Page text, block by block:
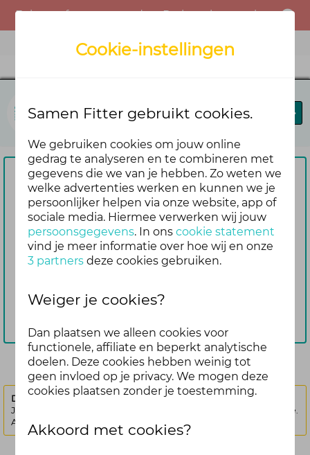
Samen Fitter
Om te reageren vragen we je
eerst om in te loggen
Nog geen account? Maak er dan
gemakkelijk en snel één aan. Dan blijf je
ook automatisch op de hoogte van de
Inloggen
Deze discussie is vergrendeld.
Je kunt geen nieuwe antwoorden meer posten bij deze discussie.
Als je een vraag hebt, kun je een nieuwe discussie starten
Cookie-instellingen
Samen Fitter gebruikt cookies.
We gebruiken cookies om jouw online
gedrag te analyseren en te combineren met
gegevens die we van je hebben. Zo weten we
welke advertenties werken en kunnen we je
persoonlijker helpen via onze website, app of
sociale media. Hiermee verwerken wij jouw
persoonsgegevens. In onscookie statement
vind je meer informatie over hoe wij en onze
3 partners deze cookies gebruiken.
Weiger je cookies?
Dan plaatsen we alleen cookies voor
functionele, affiliate en beperkt analytische
doelen. Deze cookies hebben weinig tot
geen invloed op je privacy. We mogen deze
cookies plaatsen zonder je toestemming.
Akkoord met cookies?
Er is een fout opgetreden. Probeer het opnieuw of neem contact op met de beheerder.